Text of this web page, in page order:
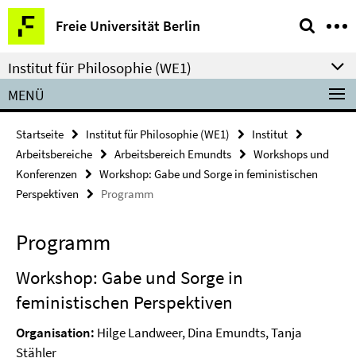
Springe
direkt
zu
Inhalt
Freie Universität Berlin
Service-
Navigation
Institut für Philosophie (WE1)
MENÜ
Startseite Institut für Philosophie (WE1)
Institut
Arbeitsbereiche
Arbeitsbereich Emundts
Workshops und
Konferenzen
Workshop: Gabe und Sorge in feministischen
Perspektiven
Programm
Programm
Workshop: Gabe und Sorge in
feministischen Perspektiven
Organisation: Hilge Landweer, Dina Emundts, Tanja
Stähler